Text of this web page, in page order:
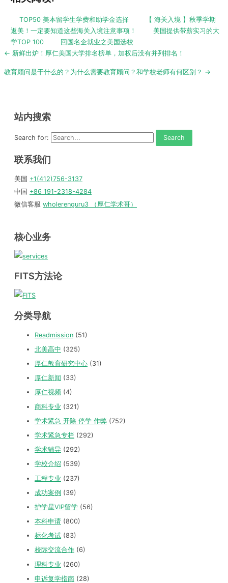
TOP50 美本留学生学费和助学金选择
【 海关入境 】秋季学期
返美！一定要知道这些海关入境注意事项！
美国提供带薪实习的大
学TOP 100
回国名企就业之美国选校
Post
← 新鲜出炉！厚仁美国大学排名榜单，加权后没有并列排名！
教育顾问是干什么的？为什么需要教育顾问？和学校老师有何区别？ →
站内搜索
Search for:
联系我们
美国 +1(412)756-3137
中国 +86 191-2318-4284
微信客服 wholerenguru3 （厚仁学术哥）
核心业务
FITS方法论
分类导航
Readmission (51)
北美高中 (325)
厚仁教育研究中心 (31)
厚仁新闻 (33)
厚仁视频 (4)
商科专业 (321)
学术紧急 开除 停学 作弊 (752)
学术紧急专栏 (292)
学术辅导 (292)
学校介绍 (539)
工程专业 (237)
成功案例 (39)
护学星VIP留学 (56)
本科申请 (800)
标化考试 (83)
校际交流合作 (6)
理科专业 (260)
申诉复学指南 (28)